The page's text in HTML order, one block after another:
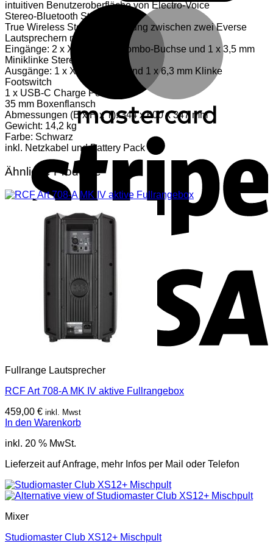
intuitiven Benutzeroberfläche von Electro-Voice
Stereo-Bluetooth Streaming
True Wireless Stereo Verbindung zwischen zwei Everse
Lautsprechern möglich
Eingänge: 2 x XLR/Klinke Combo-Buchse und 1 x 3,5 mm
Miniklinke Stereo
Ausgänge: 1 x XLR Mix Out und 1 x 6,3 mm Klinke
Footswitch
1 x USB-C Charge Port
35 mm Boxenflansch
Abmessungen (B x H x T): 344 x 600 x 347 mm
Gewicht: 14,2 kg
Farbe: Schwarz
inkl. Netzkabel und Battery Pack
Ähnliche Produkte
Fullrange Lautsprecher
RCF Art 708-A MK IV aktive Fullrangebox
459,00 € inkl. Mwst
In den Warenkorb
inkl. 20 % MwSt.
Lieferzeit auf Anfrage, mehr Infos per Mail oder Telefon
Mixer
Studiomaster Club XS12+ Mischpult